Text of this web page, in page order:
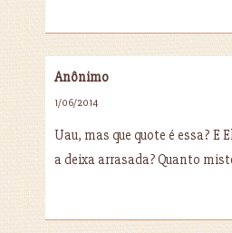
Anônimo
1/06/2014
Uau, mas que quote é essa? E
a deixa arrasada? Quanto